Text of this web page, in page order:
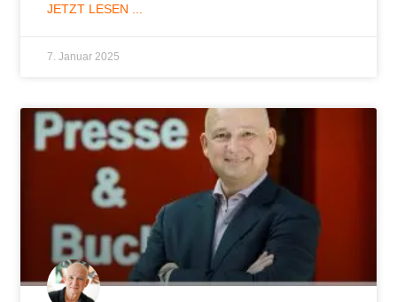
JETZT LESEN ...
7. Januar 2025